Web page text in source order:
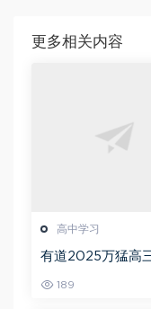
更多相关内容
高中学习
有道2025万猛高
教程
189